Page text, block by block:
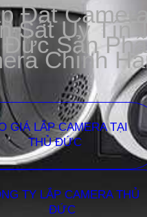
Đặt Camera
Sát Uy Tín
Sản
Chính
GIÁ LẮP CAMERA TẠI
THỦ ĐỨC
TY LẮP CAMERA THỦ
ĐỨC